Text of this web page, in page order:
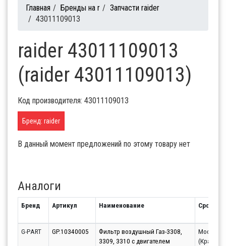
Главная / Бренды на r / Запчасти raider
/ 43011109013
raider 43011109013
(raider 43011109013)
Код производителя: 43011109013
Бренд: raider
В данный момент предложений по этому товару нет
Аналоги
Бренд Артикул Наименование Срок
G-PART GP.10340005
Фильтр воздушный Газ-3308,
3309, 3310 с двигателем
Москва